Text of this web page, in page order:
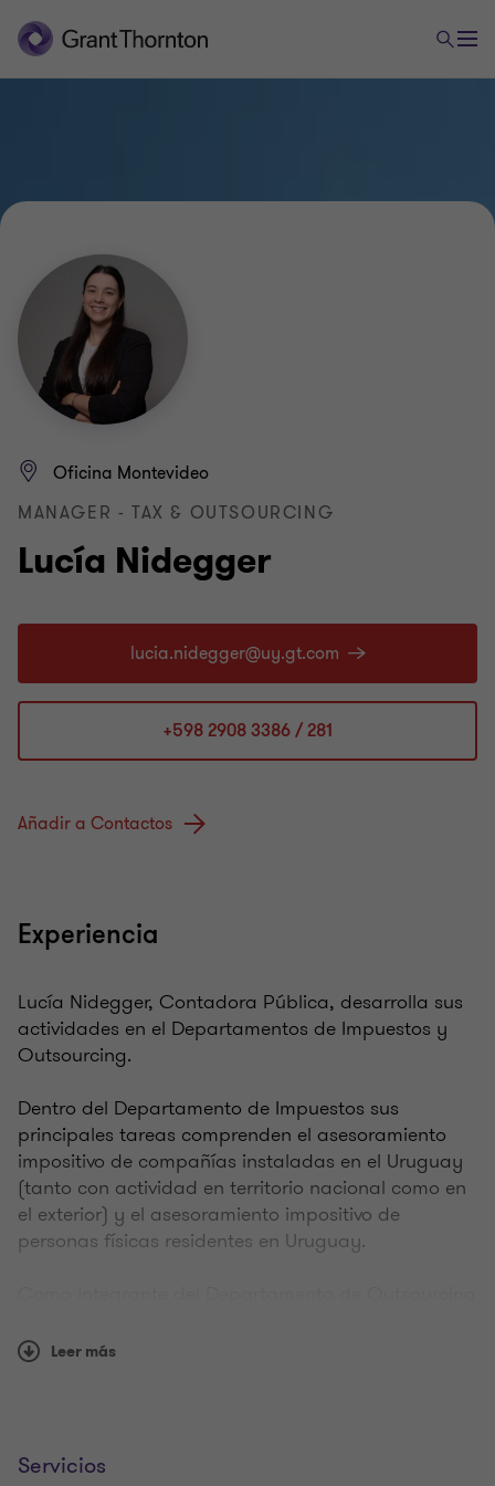
Lucía Nidegger
Oficina Montevideo
MANAGER - TAX & OUTSOURCING
+598 2908 3386 / 281
Añadir a Contactos
Experiencia
Lucía Nidegger, Contadora Pública, desarrolla sus
actividades en el Departamentos de Impuestos y
Outsourcing.
Dentro del Departamento de Impuestos sus
principales tareas comprenden el asesoramiento
impositivo de compañías instaladas en el Uruguay
(tanto con actividad en territorio nacional como en
el exterior) y el asesoramiento impositivo de
personas físicas residentes en Uruguay.
asesoramiento contable, liquidación de impuestos,
nacional como en el exterior).
Leer más
Servicios